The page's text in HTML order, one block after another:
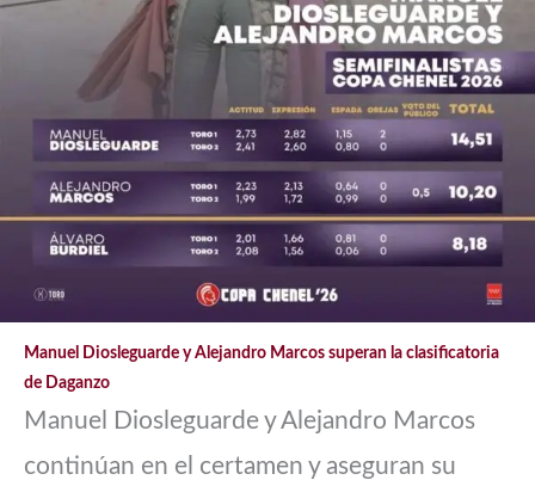
Manuel Diosleguarde y Alejandro Marcos superan la clasificatoria
de Daganzo
Manuel Diosleguarde y Alejandro Marcos
continúan en el certamen y aseguran su